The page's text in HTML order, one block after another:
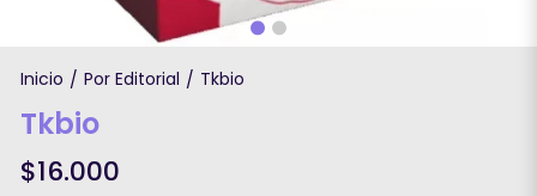
Inicio / Por Editorial / Tkbio
Tkbio
$16.000